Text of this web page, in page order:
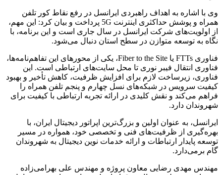
وی با اشاره به اهداف راهبردی ایرانسل در رفع نقاط کور تلفن
همراه و پوشش حداکثری اینترنت 5G پرداخت و بیان کرد: این مهم،
از اولویت‌های شرکت ایرانسل در سال جاری است و این برنامه، با
نگاه به توسعه متوازن در سطح استان دنبال می‌شود.
فناوری FTTs یا Fiber to the Site، یکی از محورهای این تفاهم‌نامه‌ها،
فناوری انتقال فیبر نوری تا محل سایت‌های ارتباطی است. این
فناوری، زیرساخت لازم برای افزایش ظرفیت، کاهش تأخیر و بهبود
کیفیت سرویس در شبکه‌های نسل چهارم و پنجم تلفن همراه را
فراهم می‌کند و نقش کلیدی در ارائه تجربه ارتباطی با کیفیت برای
شهروندان دارد.
ایرانسل، به عنوان اولین و بزرگ‌ترین اپراتور دیجیتال ایران، با
بهره‌گیری از ظرفیت‌های فنی و تخصصی خود، همواره در مسیر
توسعه پایدار ارتباطات و ارائه خدمات نوین دیجیتال به شهروندان
گام برمی‌دارد.
مهندس مهدی رضایی معاون پروژه و مهندس علی بهرامی‌زاده